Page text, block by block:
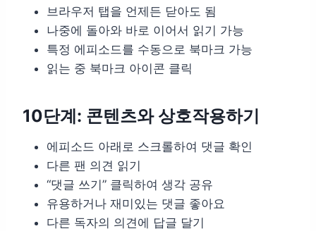
브라우저 탭을 언제든 닫아도 됨
나중에 돌아와 바로 이어서 읽기 가능
특정 에피소드를 수동으로 북마크 가능
읽는 중 북마크 아이콘 클릭
10단계: 콘텐츠와 상호작용하기
에피소드 아래로 스크롤하여 댓글 확인
다른 팬 의견 읽기
“댓글 쓰기” 클릭하여 생각 공유
유용하거나 재미있는 댓글 좋아요
다른 독자의 의견에 답글 달기